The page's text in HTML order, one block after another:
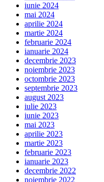
iunie 2024
mai 2024
aprilie 2024
martie 2024
februarie 2024
ianuarie 2024
decembrie 2023
noiembrie 2023
octombrie 2023
septembrie 2023
august 2023
iulie 2023
iunie 2023
mai 2023
aprilie 2023
martie 2023
februarie 2023
ianuarie 2023
decembrie 2022
noiembrie 2022